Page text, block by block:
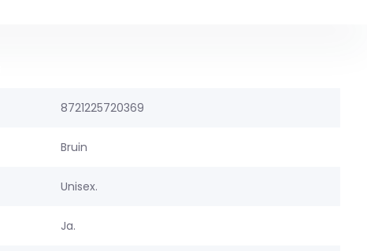
8721225720369
Bruin
Unisex.
Ja.